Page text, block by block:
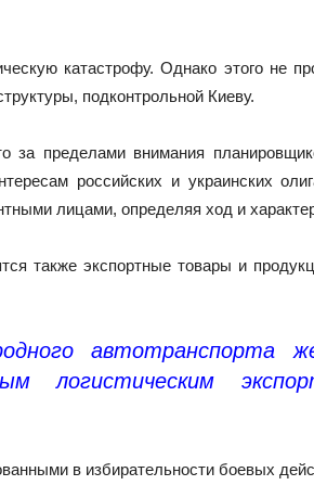
катастрофу. Однако этого не
подконтрольной Киеву.
за пределами внимания
российских и украинских
лицами, определяя ход и
также экспортные товары и
автотранспорта
логистическим
в избирательности боевых